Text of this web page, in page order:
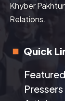
Khyber
Relations.
Quick
Featured
Pressers